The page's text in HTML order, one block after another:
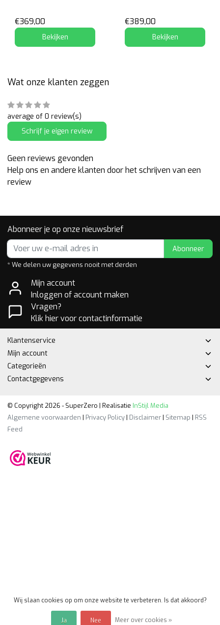
€369,00
Bekijken
€389,00
Bekijken
Wat onze klanten zeggen
average of 0 review(s)
Schrijf je eigen review
Geen reviews gevonden
Help ons en andere klanten door het schrijven van een
review
Abonneer je op onze nieuwsbrief
Abonneer
* We delen uw gegevens nooit met derden
Mijn account
Inloggen of account maken
Vragen?
Klik hier voor contactinformatie
Klantenservice
Mijn account
Categorieën
Contactgegevens
© Copyright 2026 - SuperZero | Realisatie InStijl Media
Algemene voorwaarden | Privacy Policy| Disclaimer| Sitemap | RSS
Feed
Wij slaan cookies op om onze website te verbeteren. Is dat akkoord?
Ja Nee Meer over cookies »